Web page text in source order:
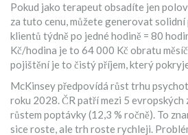
Pokud jako terapeut obsadíte jen
za tuto cenu, můžete generovat solidní
klientů týdně po jedné hodině = 80
Kč/hodina je to 64 000 Kč obratu
pojištění je to čistý příjem, který
McKinsey předpovídá růst trhu
roku 2028. ČR patří mezi 5 evropských
růstem poptávky (12,3 % ročně). To
sice roste, ale trh roste rychleji.